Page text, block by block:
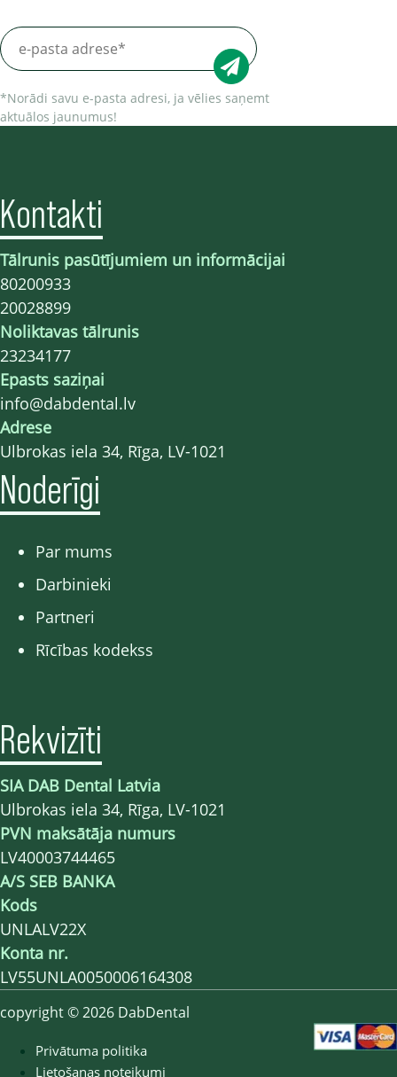
*Norādi savu e-pasta adresi, ja vēlies saņemt
aktuālos jaunumus!
Kontakti
Tālrunis pasūtījumiem un informācijai
80200933
20028899
Noliktavas tālrunis
23234177
Epasts saziņai
info@dabdental.lv
Adrese
Ulbrokas iela 34, Rīga, LV-1021
Noderīgi
Par mums
Darbinieki
Partneri
Rīcības kodekss
Rekvizīti
SIA DAB Dental Latvia
Ulbrokas iela 34, Rīga, LV-1021
PVN maksātāja numurs
LV40003744465
A/S SEB BANKA
Kods
UNLALV22X
Konta nr.
LV55UNLA0050006164308
copyright © 2026 DabDental
Privātuma politika
Lietošanas noteikumi